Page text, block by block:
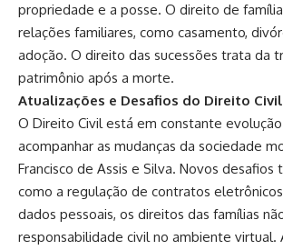
propriedade e a posse. O direito de
relações familiares, como casamento,
adoção. O direito das sucessões trata da
patrimônio após a morte.
Atualizações e Desafios do Direito Civil
O Direito Civil está em constante
acompanhar as mudanças da sociedade
Francisco de Assis e Silva. Novos desafios
como a regulação de contratos
dados pessoais, os direitos das famílias
responsabilidade civil no ambiente virtual.